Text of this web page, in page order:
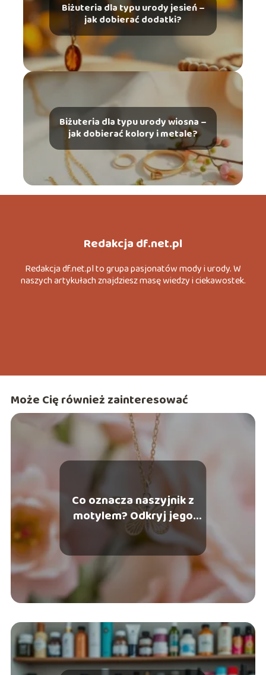
Biżuteria dla typu urody jesień –
jak dobierać dodatki?
Biżuteria dla typu urody wiosna –
jak dobierać kolory i metale?
Redakcja df.net.pl
Redakcja df.net.pl to grupa pasjonatów mody i urody. W
naszych artykułach znajdziesz masę wiedzy i ciekawostek.
Może Cię również zainteresować
Co oznacza naszyjnik z
motylem? Odkryj jego
symbolikę